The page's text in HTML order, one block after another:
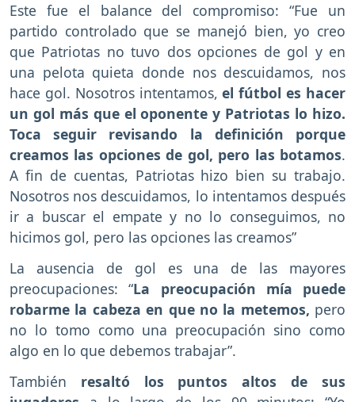
Este fue el balance del compromiso: “Fue un
partido controlado que se manejó bien, yo creo
que Patriotas no tuvo dos opciones de gol y en
una pelota quieta donde nos descuidamos, nos
hace gol. Nosotros intentamos,el fútbol es hacer
un gol más que el oponente y Patriotas lo hizo.
Toca seguir revisando la definición porque
creamos las opciones de gol, pero las botamos.
A fin de cuentas, Patriotas hizo bien su trabajo.
Nosotros nos descuidamos, lo intentamos después
ir a buscar el empate y no lo conseguimos, no
hicimos gol, pero las opciones las creamos”
La ausencia de gol es una de las mayores
preocupaciones: “La preocupación mía puede
robarme la cabeza en que no la metemos, pero
no lo tomo como una preocupación sino como
algo en lo que debemos trabajar”.
También resaltó los puntos altos de sus